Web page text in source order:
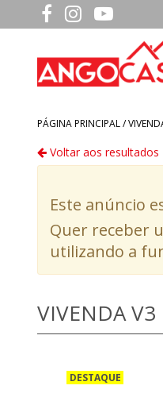
PÁGINA PRINCIPAL /
Voltar aos resultados
Este anúncio
Quer receber
utilizando a
VIVENDA